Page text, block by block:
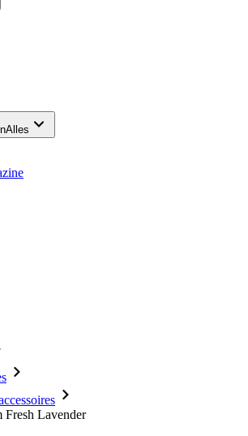
Alles
Fresh Lavender